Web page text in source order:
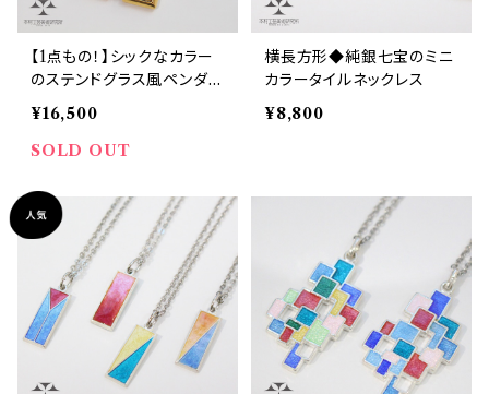
【1点もの！】シックなカラー
のステンドグラス風ペンダン
ト
¥16,500
SOLD OUT
横長方形◆純銀七宝のミニ
カラータイルネックレス
¥8,800